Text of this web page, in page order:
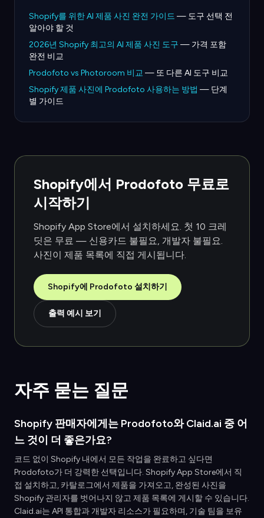
Shopify를 위한 AI 제품 사진 완전 가이드 — 도구 선택 전
알아야 할 것
2026년 Shopify 최고의 AI 제품 사진 도구 — 가격 포함
완전 비교
Prodofoto vs Photoroom 비교 — 또 다른 AI 도구 비교
Shopify 제품 사진에 Prodofoto 사용하는 방법 — 단계
별 가이드
Shopify에서 Prodofoto 무료로
시작하기
Shopify App Store에서 설치하세요. 첫 10 크레
딧은 무료 — 신용카드 불필요, 개발자 불필요.
사진이 제품 목록에 직접 게시됩니다.
Shopify에 Prodofoto 설치하기
출력 예시 보기
자주 묻는 질문
Shopify 판매자에게는 Prodofoto와 Claid.ai 중 어
느 것이 더 좋은가요?
코드 없이 Shopify 내에서 모든 작업을 완료하고 싶다면
Prodofoto가 더 강력한 선택입니다. Shopify App Store에서 직
접 설치하고, 카탈로그에서 제품을 가져오고, 완성된 사진을
Shopify 관리자를 벗어나지 않고 제품 목록에 게시할 수 있습니다.
Claid.ai는 API 통합과 개발자 리소스가 필요하며, 기술 팀을 보유